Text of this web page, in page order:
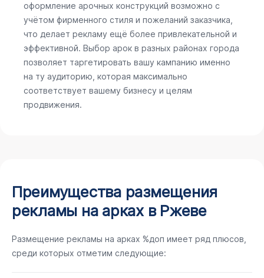
оформление арочных конструкций возможно с
учётом фирменного стиля и пожеланий заказчика,
что делает рекламу ещё более привлекательной и
эффективной. Выбор арок в разных районах города
позволяет таргетировать вашу кампанию именно
на ту аудиторию, которая максимально
соответствует вашему бизнесу и целям
продвижения.
Преимущества размещения
рекламы на арках в Ржеве
Размещение рекламы на арках %доп имеет ряд плюсов,
среди которых отметим следующие: